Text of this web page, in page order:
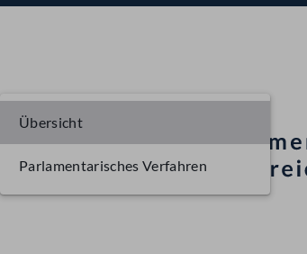
Übersicht
Parlamentarisches Verfahren